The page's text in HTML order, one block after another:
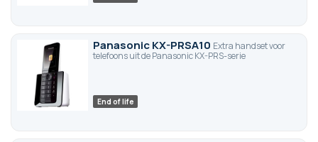
Panasonic KX-PRSA10 Extra handset voor
telefoons uit de Panasonic KX-PRS-serie
End of life